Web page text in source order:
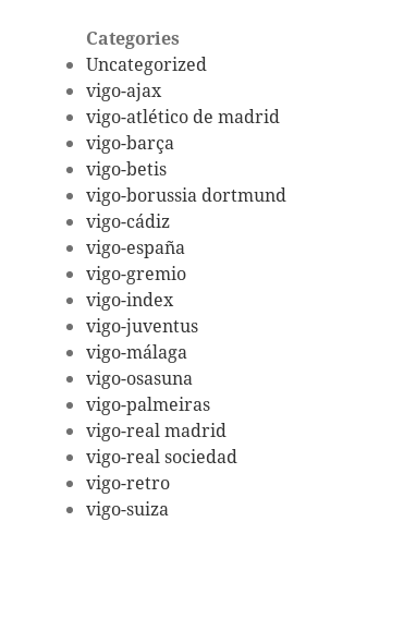
Categories
Uncategorized
vigo-ajax
vigo-atlético de madrid
vigo-barça
vigo-betis
vigo-borussia dortmund
vigo-cádiz
vigo-españa
vigo-gremio
vigo-index
vigo-juventus
vigo-málaga
vigo-osasuna
vigo-palmeiras
vigo-real madrid
vigo-real sociedad
vigo-retro
vigo-suiza